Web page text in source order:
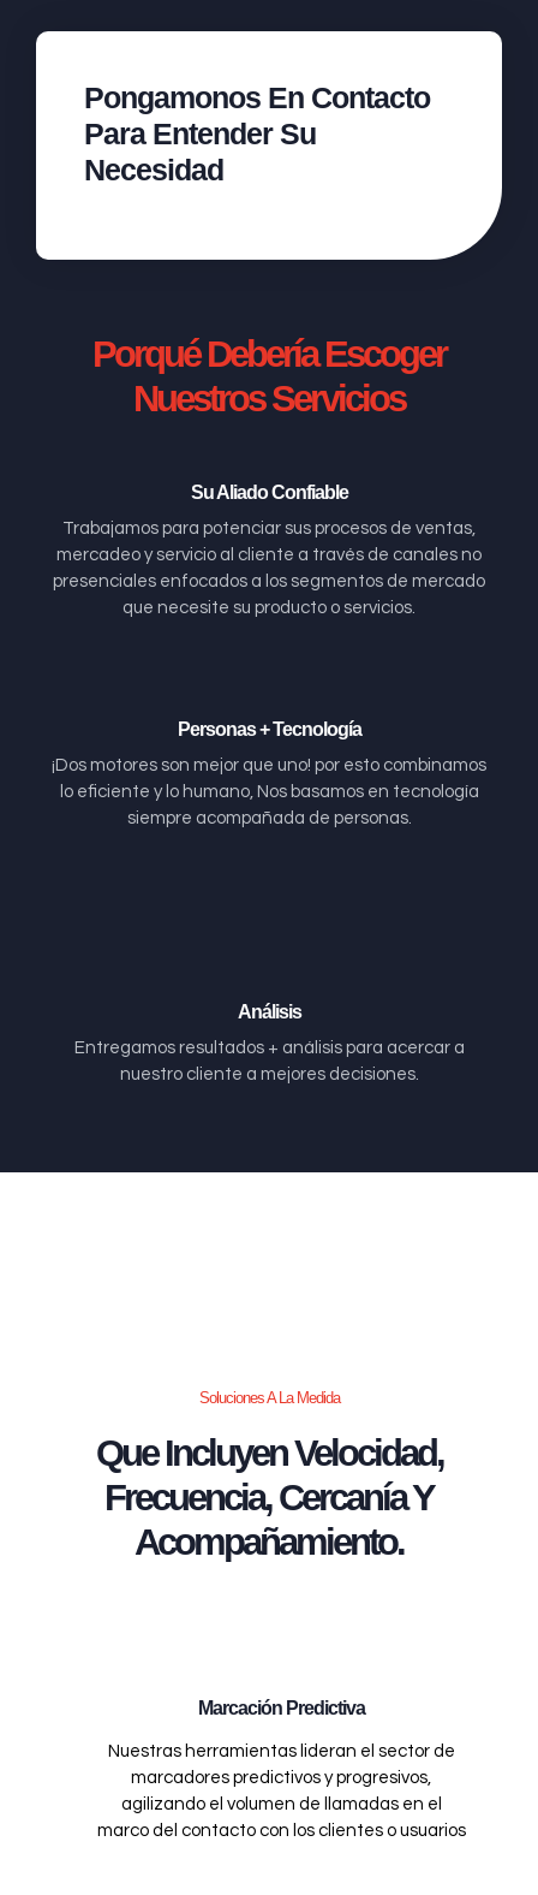
Pongamonos En Contacto
Para Entender Su
Necesidad
Porqué Debería Escoger
Nuestros Servicios
Su Aliado Confiable
Trabajamos para potenciar sus procesos de ventas,
mercadeo y servicio al cliente a través de canales no
presenciales enfocados a los segmentos de mercado
que necesite su producto o servicios.
Personas + Tecnología
¡Dos motores son mejor que uno! por esto combinamos
lo eficiente y lo humano, Nos basamos en tecnología
siempre acompañada de personas.
Análisis
Entregamos resultados + análisis para acercar a
nuestro cliente a mejores decisiones.
Soluciones A La Medida
Que Incluyen Velocidad,
Frecuencia, Cercanía Y
Acompañamiento.
Marcación Predictiva
Nuestras herramientas lideran el sector de
marcadores predictivos y progresivos,
agilizando el volumen de llamadas en el
marco del contacto con los clientes o usuarios